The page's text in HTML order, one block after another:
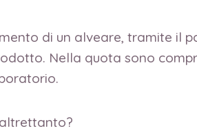
di un alveare, tramite il
Nella quota sono